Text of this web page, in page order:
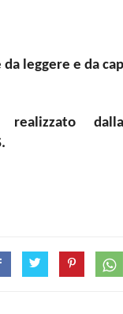
leggere e da
realizzato